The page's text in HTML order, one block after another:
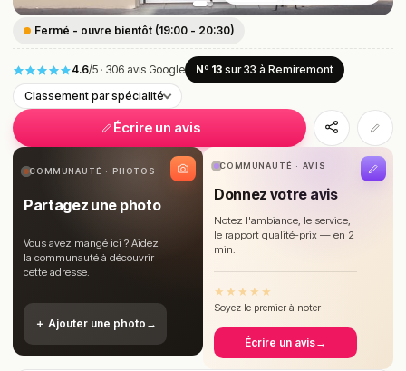
Fermé - ouvre bientôt (19:00 - 20:30)
4.6/5 · 306 avis Google Nº 13 sur 33 à Remiremont
Classement par spécialité
Écrire un avis
COMMUNAUTÉ · PHOTOS
Partagez une photo
Vous avez mangé ici ? Aidez
la communauté à découvrir
cette adresse.
＋ Ajouter une photo →
COMMUNAUTÉ · AVIS
Donnez votre avis
Notez l'ambiance, le service,
le rapport qualité-prix — en 2
min.
★ ★ ★ ★ ★
Soyez le premier à noter
Écrire un avis→